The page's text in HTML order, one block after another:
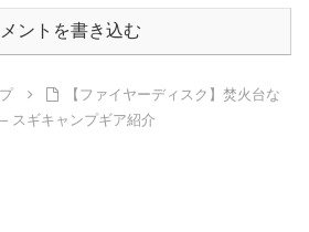
ントを書き込む
【ファイヤーディスク】焚火台な
スギキャンプギア紹介